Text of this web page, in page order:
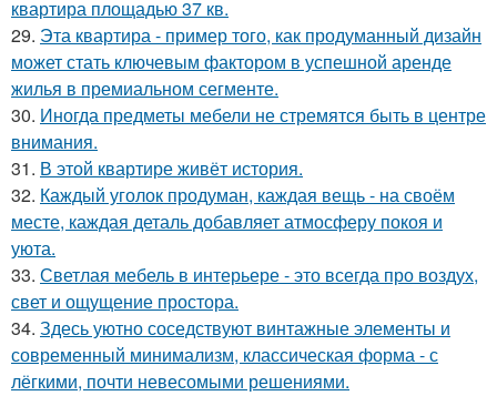
квартира площадью 37 кв.
29. Эта квартира - пример того, как продуманный дизайн
может стать ключевым фактором в успешной аренде
жилья в премиальном сегменте.
30. Иногда предметы мебели не стремятся быть в центре
внимания.
31. В этой квартире живёт история.
32. Каждый уголок продуман, каждая вещь - на своём
месте, каждая деталь добавляет атмосферу покоя и
уюта.
33. Светлая мебель в интерьере - это всегда про воздух,
свет и ощущение простора.
34. Здесь уютно соседствуют винтажные элементы и
современный минимализм, классическая форма - с
лёгкими, почти невесомыми решениями.